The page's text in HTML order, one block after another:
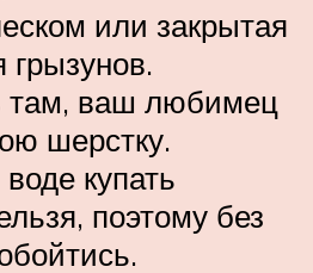
или закрытая
грызунов.
там, ваш любимец
шерстку.
купать
поэтому без